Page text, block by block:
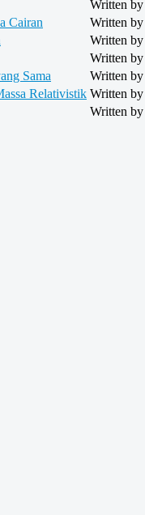
Written
Cairan
Written
Written
Written
Sama
Written
Relativistik Written
Written